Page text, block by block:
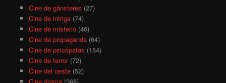
Cine de gánsteres (27)
Cine de intriga(74)
Cine de misterio(46)
Cine de propaganda(64)
Cine de psicópatas (154)
Cine de terror(72)
Cine del oeste(52)